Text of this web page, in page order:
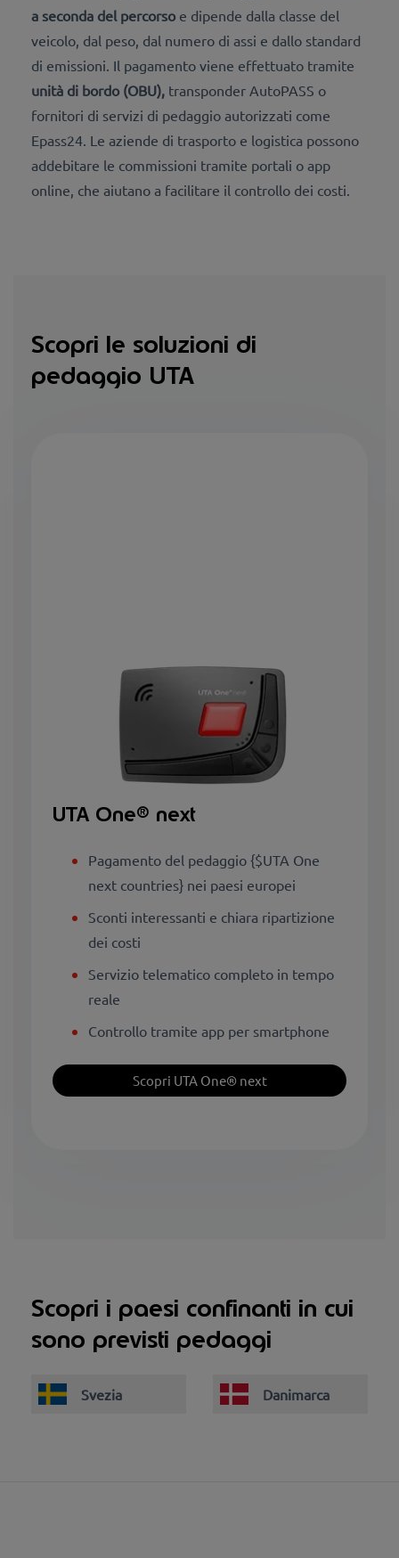
a seconda del percorsoe dipende dalla classe del
veicolo, dal peso, dal numero di assi e dallo standard
di emissioni. Il pagamento viene effettuato tramite
unità di bordo (OBU), transponder AutoPASS o
fornitori di servizi di pedaggio autorizzati come
Epass24. Le aziende di trasporto e logistica possono
addebitare le commissioni tramite portali o app
online, che aiutano a facilitare il controllo dei costi.
Scopri le soluzioni di
pedaggio UTA
UTA One® next
Pagamento del pedaggio {$UTA One
next countries} nei paesi europei
Sconti interessanti e chiara ripartizione
dei costi
Servizio telematico completo in tempo
reale
Controllo tramite app per smartphone
Scopri UTA One® next
Scopri i paesi confinanti in cui
sono previsti pedaggi
Svezia Danimarca